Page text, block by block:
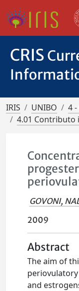
CRIS
IRIS UNIBO
4
4.01 Contributo
GOVONI,
2009
Abstract
The aim of
and